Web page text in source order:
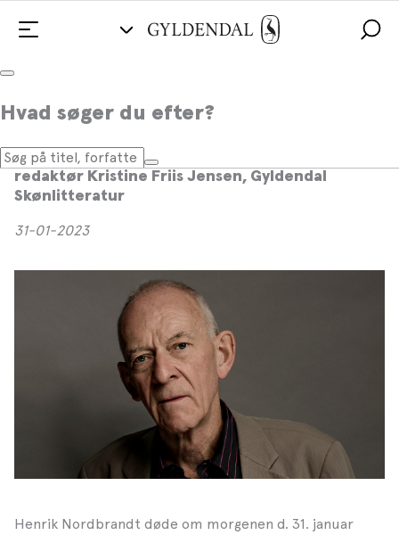
Hvad søger du efter?
I anledning af forfatteren Henrik
Nordbrandts død
Mindeord af forlagschef Simon Pasternak og
redaktør Kristine Friis Jensen, Gyldendal
Skønlitteratur
31-01-2023
Henrik Nordbrandt døde om morgenen d. 31. januar